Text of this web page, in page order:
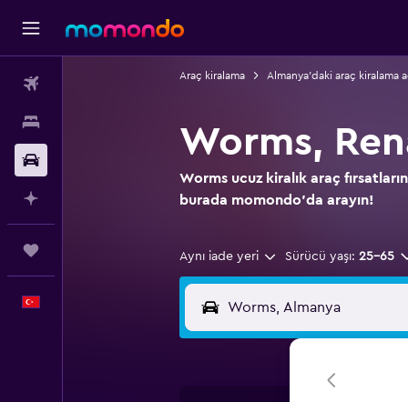
Araç kiralama Almanya'daki araç kiralama
Worms,
Worms ucuz kiralık araç
burada momondo'da arayın!
Aynı iade yeri Sürücü yaşı: 25-65